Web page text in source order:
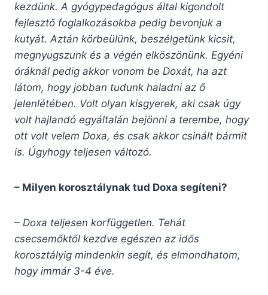
kezdünk. A gyógypedagógus által kigondolt
fejlesztő foglalkozásokba pedig bevonjuk a
kutyát. Aztán körbeülünk, beszélgetünk kicsit,
megnyugszunk és a végén elköszönünk. Egyéni
óráknál pedig akkor vonom be Doxát, ha azt
látom, hogy jobban tudunk haladni az ő
jelenlétében. Volt olyan kisgyerek, aki csak úgy
volt hajlandó egyáltalán bejönni a terembe, hogy
ott volt velem Doxa, és csak akkor csinált bármit
is. Úgyhogy teljesen változó.
– Milyen korosztálynak tud Doxa segíteni?
– Doxa teljesen korfüggetlen. Tehát
csecsemőktől kezdve egészen az idős
korosztályig mindenkin segít, és elmondhatom,
hogy immár 3-4 éve.